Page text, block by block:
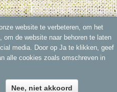
website te verbeteren, om het
de website naar behoren te laten
media. Door op Ja te klikken, geef
alle cookies zoals omschreven in
Nee, niet akkoord